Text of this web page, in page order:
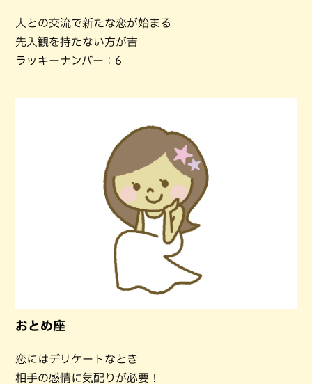
人との交流で新たな恋が始まる
先入観を持たない方が吉
ラッキーナンバー：6
おとめ座
恋にはデリケートなとき
相手の感情に気配りが必要！